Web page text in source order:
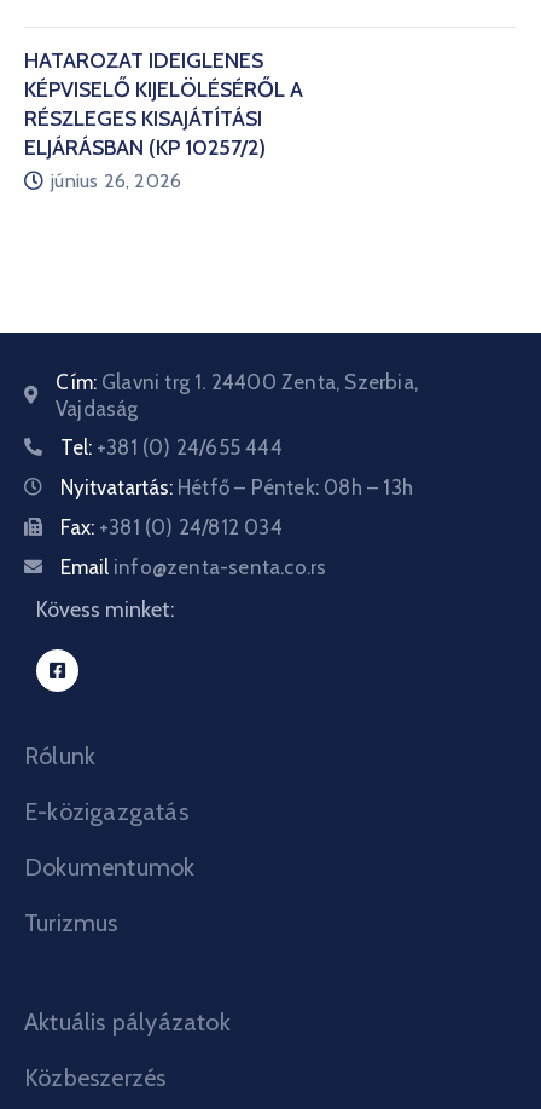
HATÁROZAT IDEIGLENES
KÉPVISELŐ KIJELÖLÉSÉRŐL A
RÉSZLEGES KISAJÁTÍTÁSI
ELJÁRÁSBAN (KP 10257/2)
június 26, 2026
Cím: Glavni trg 1. 24400 Zenta, Szerbia,
Vajdaság
Tel: +381 (0) 24/655 444
Nyitvatartás: Hétfő – Péntek: 08h – 13h
Fax: +381 (0) 24/812 034
Email info@zenta-senta.co.rs
Kövess minket:
Rólunk
E-közigazgatás
Dokumentumok
Turizmus
Aktuális pályázatok
Közbeszerzés